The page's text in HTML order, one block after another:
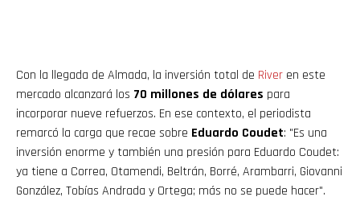
Con la llegada de Almada, la inversión total de River en este
mercado alcanzará los 70 millones de dólares para
incorporar nueve refuerzos. En ese contexto, el periodista
remarcó la carga que recae sobre Eduardo Coudet: "Es una
inversión enorme y también una presión para Eduardo Coudet:
ya tiene a Correa, Otamendi, Beltrán, Borré, Arambarri, Giovanni
González, Tobías Andrada y Ortega; más no se puede hacer".